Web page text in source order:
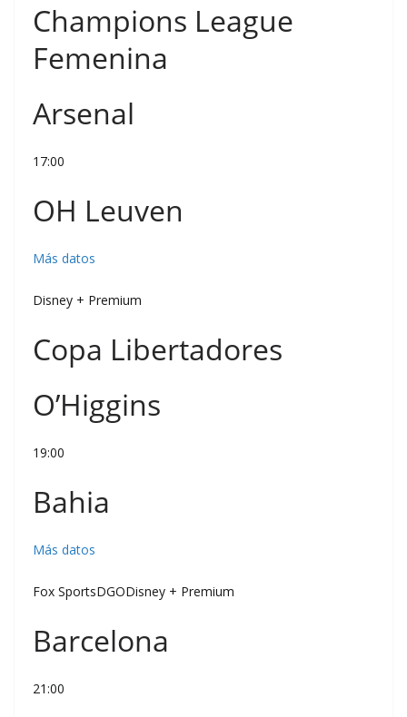
Champions League
Femenina
Arsenal
17:00
OH Leuven
Más datos
Disney + Premium
Copa Libertadores
O’Higgins
19:00
Bahia
Más datos
Fox SportsDGODisney + Premium
Barcelona
21:00